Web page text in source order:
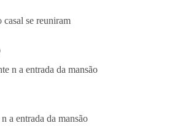
casal se reuniram
a entrada da mansão